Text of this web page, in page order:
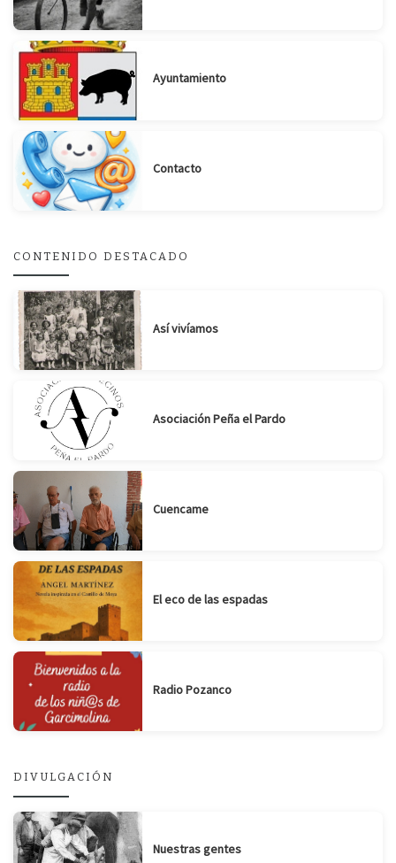
Ayuntamiento
Contacto
CONTENIDO DESTACADO
Así vivíamos
Asociación Peña el Pardo
Cuencame
El eco de las espadas
Radio Pozanco
DIVULGACIÓN
Nuestras gentes
Suscribirse